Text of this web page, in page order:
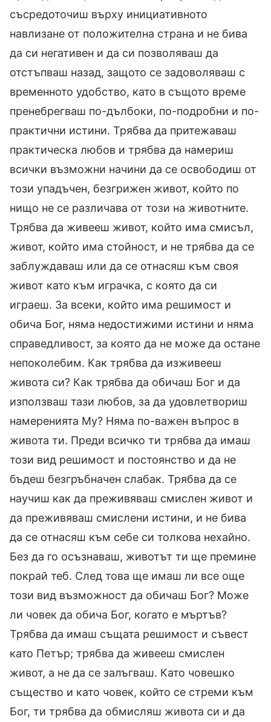
съсредоточиш върху инициативното
навлизане от положителна страна и не бива
да си негативен и да си позволяваш да
отстъпваш назад, защото се задоволяваш с
временното удобство, като в същото време
пренебрегваш по-дълбоки, по-подробни и по-
практични истини. Трябва да притежаваш
практическа любов и трябва да намериш
всички възможни начини да се освободиш от
този упадъчен, безгрижен живот, който по
нищо не се различава от този на животните.
Трябва да живееш живот, който има смисъл,
живот, който има стойност, и не трябва да се
заблуждаваш или да се отнасяш към своя
живот като към играчка, с която да си
играеш. За всеки, който има решимост и
обича Бог, няма недостижими истини и няма
справедливост, за която да не може да остане
непоколебим. Как трябва да изживееш
живота си? Как трябва да обичаш Бог и да
използваш тази любов, за да удовлетвориш
намеренията Му? Няма по-важен въпрос в
живота ти. Преди всичко ти трябва да имаш
този вид решимост и постоянство и да не
бъдеш безгръбначен слабак. Трябва да се
научиш как да преживяваш смислен живот и
да преживяваш смислени истини, и не бива
да се отнасяш към себе си толкова нехайно.
Без да го осъзнаваш, животът ти ще премине
покрай теб. След това ще имаш ли все още
този вид възможност да обичаш Бог? Може
ли човек да обича Бог, когато е мъртъв?
Трябва да имаш същата решимост и съвест
като Петър; трябва да живееш смислен
живот, а не да се залъгваш. Като човешко
същество и като човек, който се стреми към
Бог, ти трябва да обмисляш живота си и да